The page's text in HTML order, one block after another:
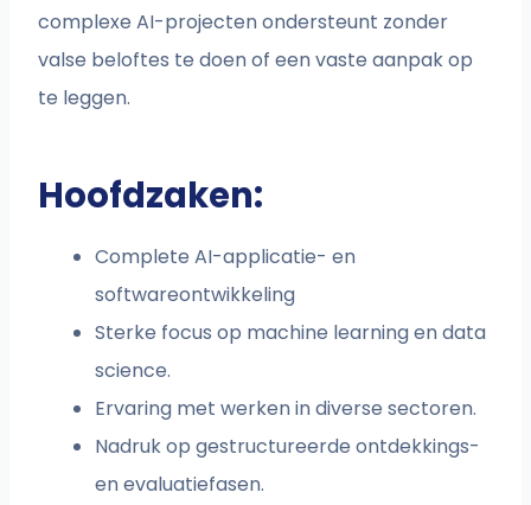
complexe AI-projecten ondersteunt zonder
valse beloftes te doen of een vaste aanpak op
te leggen.
Hoofdzaken:
Complete AI-applicatie- en
softwareontwikkeling
Sterke focus op machine learning en data
science.
Ervaring met werken in diverse sectoren.
Nadruk op gestructureerde ontdekkings-
en evaluatiefasen.